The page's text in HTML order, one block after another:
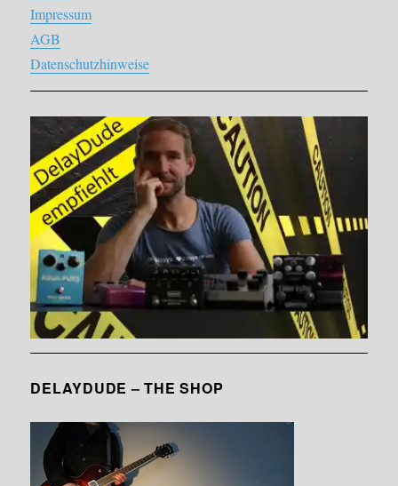
Impressum
AGB
Datenschutzhinweise
DELAYDUDE – THE SHOP